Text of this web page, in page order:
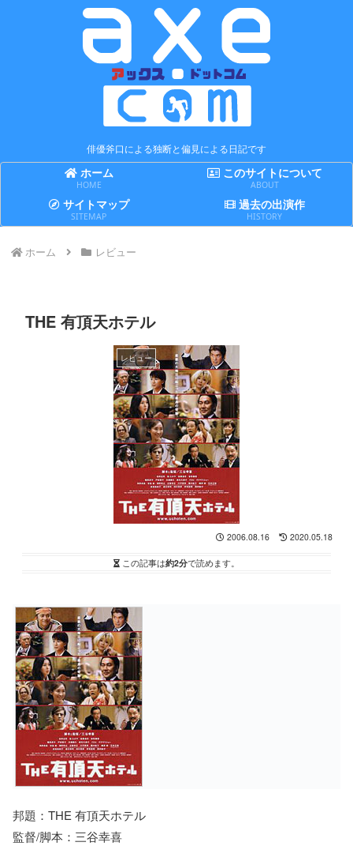
俳優斧口による独断と偏見による日記です
ホーム
HOME
このサイトについて
ABOUT
サイトマップ
SITEMAP
過去の出演作
HISTORY
ホーム レビュー
THE 有頂天ホテル
レビュー
2006.08.16 2020.05.18
この記事は約2分で読めます。
邦題：THE 有頂天ホテル
監督/脚本：三谷幸喜